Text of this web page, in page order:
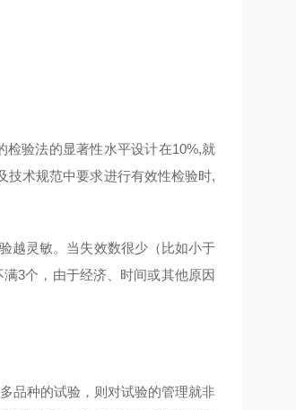
验法的显著性水平设计在10%,就
技术规范中要求进行有效性检验时,
越灵敏。当失效数很少（比如小于
3个，由于经济、时间或其他原因
品种的试验，则对试验的管理就非